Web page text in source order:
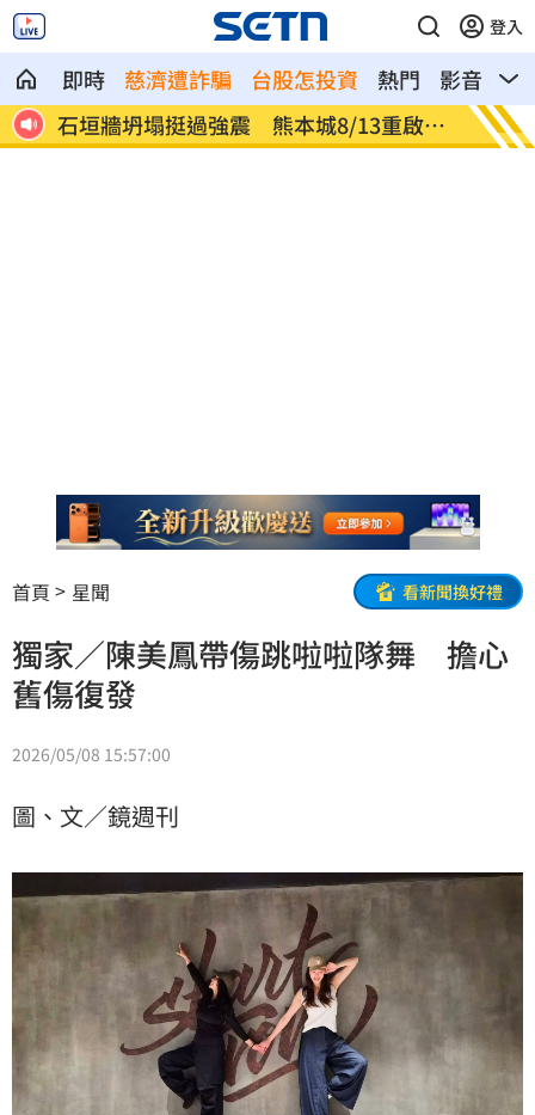
登入
即時 慈濟遭詐騙 台股怎投資 熱門 影音
熱
開
又1熱帶低壓生成 「降雨熱區」曝光
美伊
畫
首頁 星聞 看新聞換好禮
獨家／陳美鳳帶傷跳啦啦隊舞 擔心
舊傷復發
2026/05/08 15:57:00
圖、文／鏡週刊